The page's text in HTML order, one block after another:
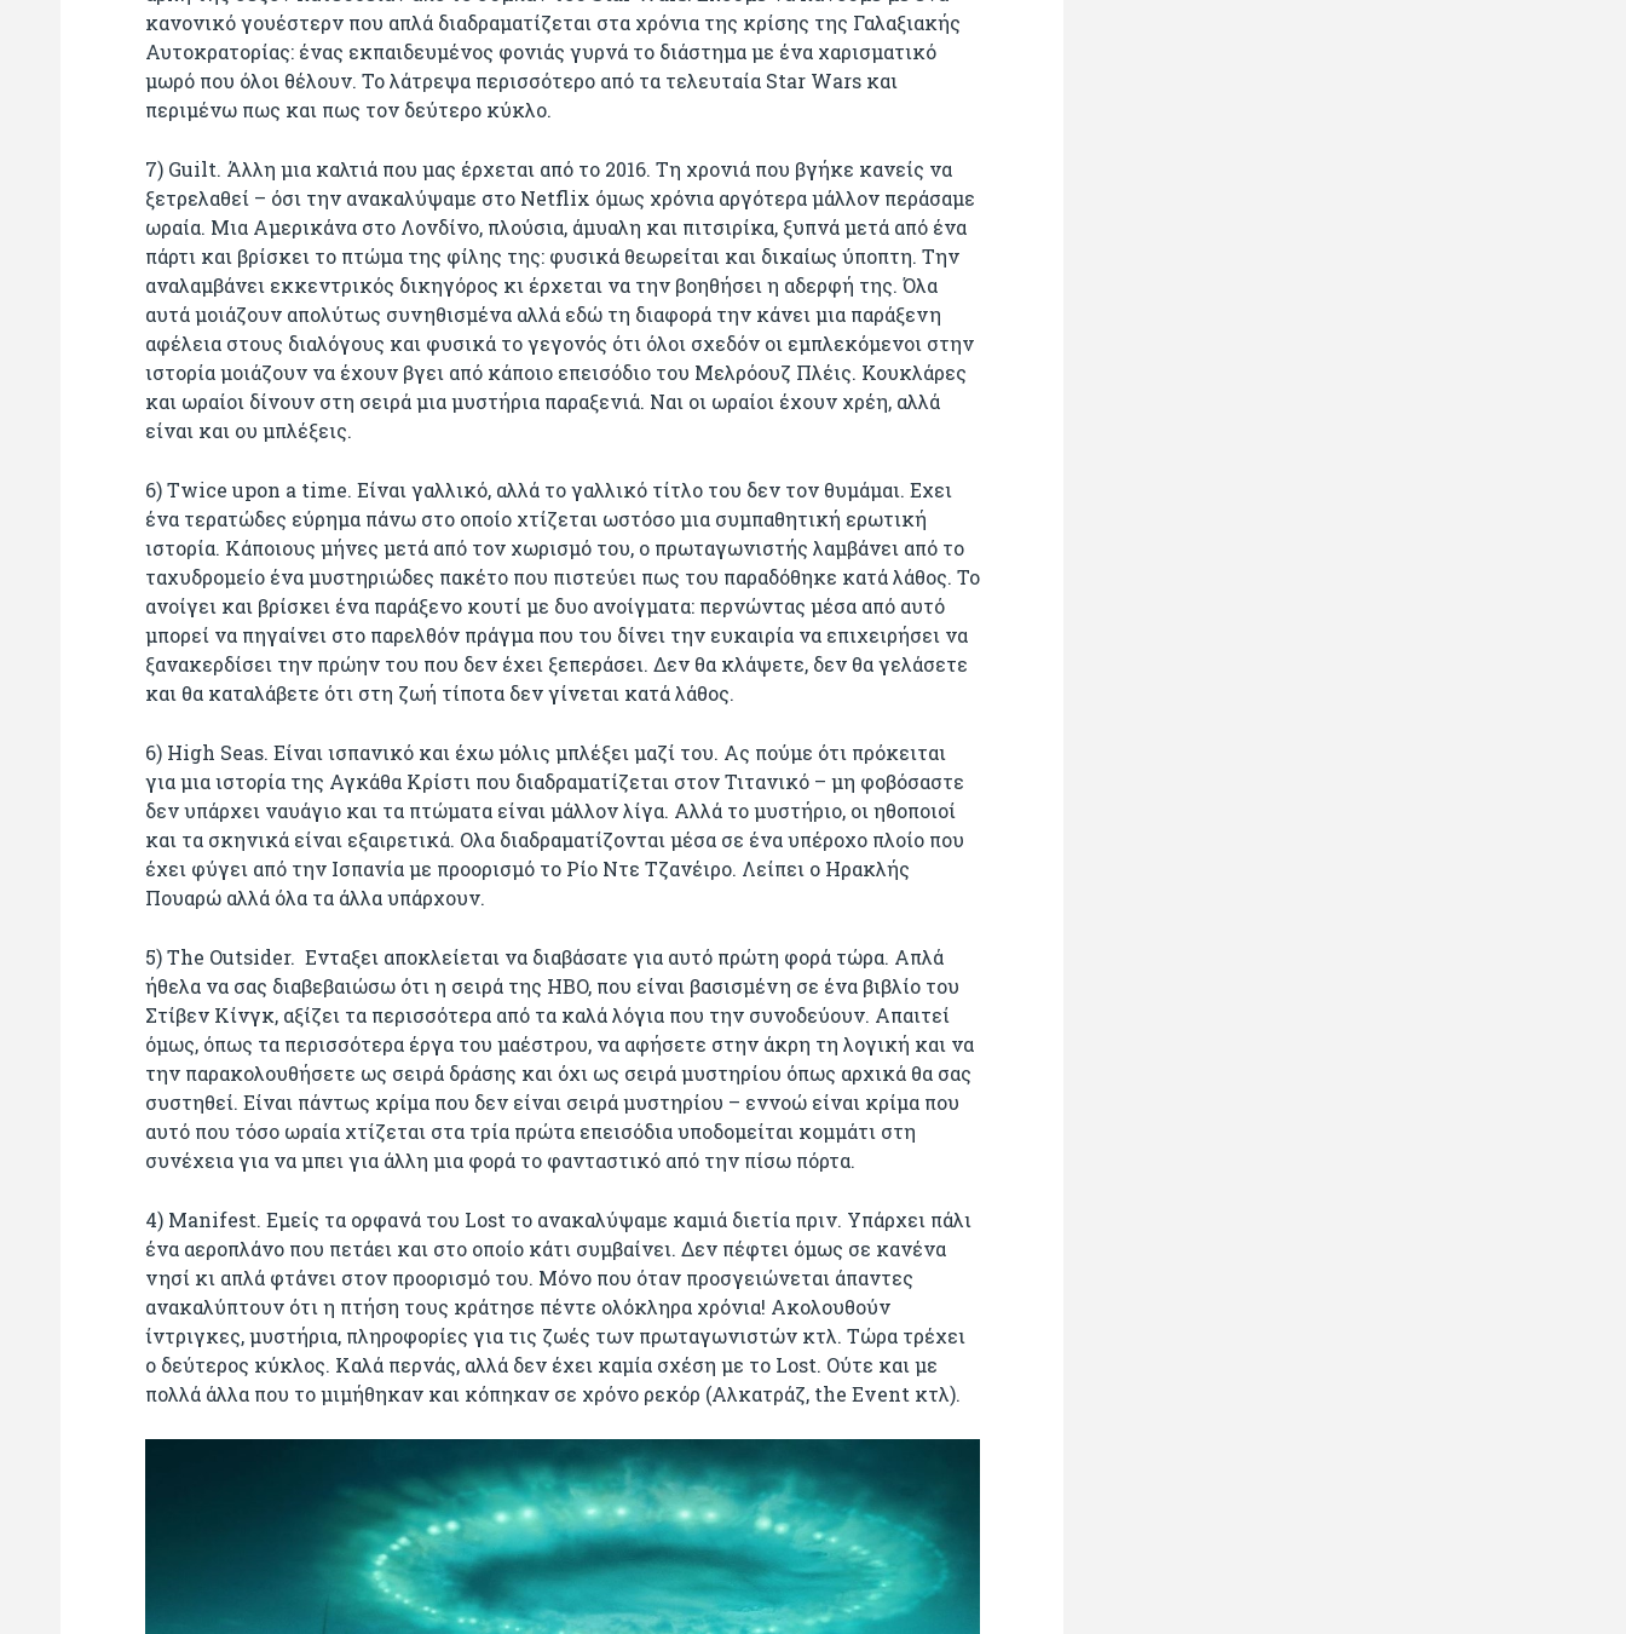
κανονικό γουέστερν που απλά διαδραματίζεται στα χρόνια της κρίσης της Γαλαξιακής
Αυτοκρατορίας: ένας εκπαιδευμένος φονιάς γυρνά το διάστημα με ένα χαρισματικό
μωρό που όλοι θέλουν. Το λάτρεψα περισσότερο από τα τελευταία Star Wars και
περιμένω πως και πως τον δεύτερο κύκλο.
7) Guilt. Άλλη μια καλτιά που μας έρχεται από το 2016. Τη χρονιά που βγήκε κανείς να
ξετρελαθεί – όσι την ανακαλύψαμε στο Netflix όμως χρόνια αργότερα μάλλον περάσαμε
ωραία. Μια Αμερικάνα στο Λονδίνο, πλούσια, άμυαλη και πιτσιρίκα, ξυπνά μετά από ένα
πάρτι και βρίσκει το πτώμα της φίλης της: φυσικά θεωρείται και δικαίως ύποπτη. Την
αναλαμβάνει εκκεντρικός δικηγόρος κι έρχεται να την βοηθήσει η αδερφή της. Όλα
αυτά μοιάζουν απολύτως συνηθισμένα αλλά εδώ τη διαφορά την κάνει μια παράξενη
αφέλεια στους διαλόγους και φυσικά το γεγονός ότι όλοι σχεδόν οι εμπλεκόμενοι στην
ιστορία μοιάζουν να έχουν βγει από κάποιο επεισόδιο του Μελρόουζ Πλέις. Κουκλάρες
και ωραίοι δίνουν στη σειρά μια μυστήρια παραξενιά. Ναι οι ωραίοι έχουν χρέη, αλλά
είναι και ου μπλέξεις.
6) Twice upon a time. Είναι γαλλικό, αλλά το γαλλικό τίτλο του δεν τον θυμάμαι. Εχει
ένα τερατώδες εύρημα πάνω στο οποίο χτίζεται ωστόσο μια συμπαθητική ερωτική
ιστορία. Κάποιους μήνες μετά από τον χωρισμό του, ο πρωταγωνιστής λαμβάνει από το
ταχυδρομείο ένα μυστηριώδες πακέτο που πιστεύει πως του παραδόθηκε κατά λάθος. Το
ανοίγει και βρίσκει ένα παράξενο κουτί με δυο ανοίγματα: περνώντας μέσα από αυτό
μπορεί να πηγαίνει στο παρελθόν πράγμα που του δίνει την ευκαιρία να επιχειρήσει να
ξανακερδίσει την πρώην του που δεν έχει ξεπεράσει. Δεν θα κλάψετε, δεν θα γελάσετε
και θα καταλάβετε ότι στη ζωή τίποτα δεν γίνεται κατά λάθος.
6) High Seas. Eίναι ισπανικό και έχω μόλις μπλέξει μαζί του. Ας πούμε ότι πρόκειται
για μια ιστορία της Αγκάθα Κρίστι που διαδραματίζεται στον Τιτανικό – μη φοβόσαστε
δεν υπάρχει ναυάγιο και τα πτώματα είναι μάλλον λίγα. Αλλά το μυστήριο, οι ηθοποιοί
και τα σκηνικά είναι εξαιρετικά. Ολα διαδραματίζονται μέσα σε ένα υπέροχο πλοίο που
έχει φύγει από την Ισπανία με προορισμό το Ρίο Ντε Τζανέιρο. Λείπει ο Ηρακλής
Πουαρώ αλλά όλα τα άλλα υπάρχουν.
5) Τhe Outsider. Ενταξει αποκλείεται να διαβάσατε για αυτό πρώτη φορά τώρα. Απλά
ήθελα να σας διαβεβαιώσω ότι η σειρά της ΗBO, που είναι βασισμένη σε ένα βιβλίο του
Στίβεν Κίνγκ, αξίζει τα περισσότερα από τα καλά λόγια που την συνοδεύουν. Απαιτεί
όμως, όπως τα περισσότερα έργα του μαέστρου, να αφήσετε στην άκρη τη λογική και να
την παρακολουθήσετε ως σειρά δράσης και όχι ως σειρά μυστηρίου όπως αρχικά θα σας
συστηθεί. Είναι πάντως κρίμα που δεν είναι σειρά μυστηρίου – εννοώ είναι κρίμα που
αυτό που τόσο ωραία χτίζεται στα τρία πρώτα επεισόδια υποδομείται κομμάτι στη
συνέχεια για να μπει για άλλη μια φορά το φανταστικό από την πίσω πόρτα.
4) Manifest. Εμείς τα ορφανά του Lost το ανακαλύψαμε καμιά διετία πριν. Υπάρχει πάλι
ένα αεροπλάνο που πετάει και στο οποίο κάτι συμβαίνει. Δεν πέφτει όμως σε κανένα
νησί κι απλά φτάνει στον προορισμό του. Μόνο που όταν προσγειώνεται άπαντες
ανακαλύπτουν ότι η πτήση τους κράτησε πέντε ολόκληρα χρόνια! Ακολουθούν
ίντριγκες, μυστήρια, πληροφορίες για τις ζωές των πρωταγωνιστών κτλ. Τώρα τρέχει
ο δεύτερος κύκλος. Καλά περνάς, αλλά δεν έχει καμία σχέση με το Lost. Ούτε και με
πολλά άλλα που το μιμήθηκαν και κόπηκαν σε χρόνο ρεκόρ (Αλκατράζ, the Εvent κτλ).